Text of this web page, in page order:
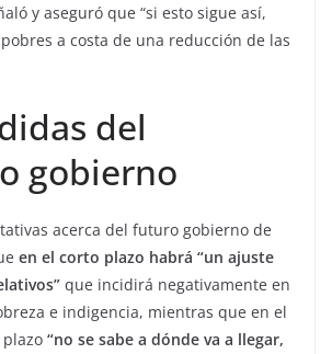
y aseguró que “si esto sigue así,
a costa de una reducción de las
del
gobierno
acerca del futuro gobierno de
en el corto plazo habrá “un ajuste
que incidirá negativamente en
e indigencia, mientras que en el
“no se sabe a dónde va a llegar,